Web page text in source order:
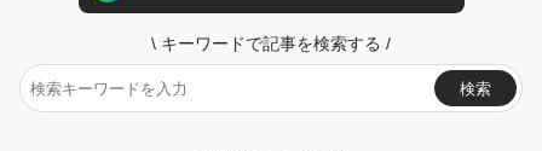
\ キーワードで記事を検索する /
検索